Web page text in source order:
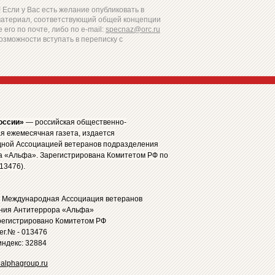
у Вас есть желание опубликовать в
соответствующий общей концепции
его по почте, либо по e-mail:specnaz@orc.ru
вступать в переписку с
— российская общественно-
ежемесячная газета, издается
Ассоциацией ветеранов подразделения
«Альфа». Зарегистрирована Комитетом РФ по
Международная Ассоциация ветеранов
Антитеррора «Альфа»
Комитетом РФ
- 013476
32884